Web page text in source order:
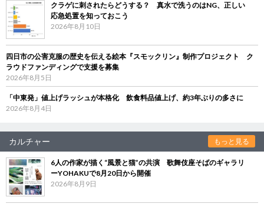
クラゲに刺されたらどうする？ 真水で洗うのはNG、正しい
応急処置を知っておこう
2026年8月10日
四日市の公害克服の歴史を伝える絵本『スモックリン』制作プロジェクト ク
ラウドファンディングで支援を募集
2026年8月5日
「中東発」値上げラッシュが本格化 飲食料品値上げ、約3年ぶりの多さに
2026年8月4日
カルチャー もっと見る
6人の作家が描く“風景と猫”の共演 歌舞伎座そばのギャラリ
ーYOHAKUで8月20日から開催
2026年8月9日